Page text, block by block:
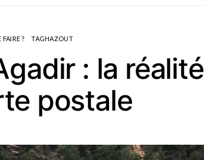
FAIRE ? TAGHAZOUT
: la réalité
postale